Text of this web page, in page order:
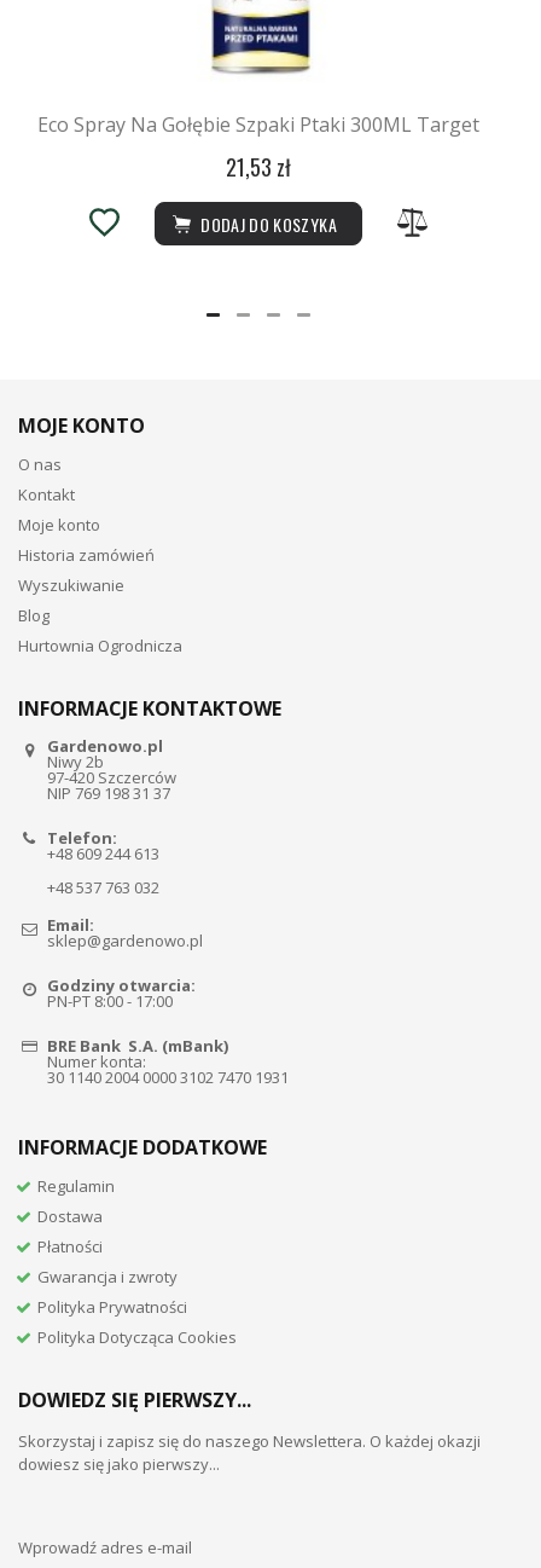
Eco Spray Na Gołębie Szpaki Ptaki 300ML Target
21,53 zł
DODAJ DO KOSZYKA
MOJE KONTO
O nas
Kontakt
Moje konto
Historia zamówień
Wyszukiwanie
Blog
Hurtownia Ogrodnicza
INFORMACJE KONTAKTOWE
Gardenowo.pl
Niwy 2b
97-420 Szczerców
NIP 769 198 31 37
Telefon:
+48 609 244 613
+48 537 763 032
Email:
sklep@gardenowo.pl
Godziny otwarcia:
PN-PT 8:00 - 17:00
BRE Bank S.A. (mBank)
Numer konta:
30 1140 2004 0000 3102 7470 1931
INFORMACJE DODATKOWE
Regulamin
Dostawa
Płatności
Gwarancja i zwroty
Polityka Prywatności
Polityka Dotycząca Cookies
DOWIEDZ SIĘ PIERWSZY...
Skorzystaj i zapisz się do naszego Newslettera. O każdej okazji
dowiesz się jako pierwszy...
Wprowadź adres e-mail